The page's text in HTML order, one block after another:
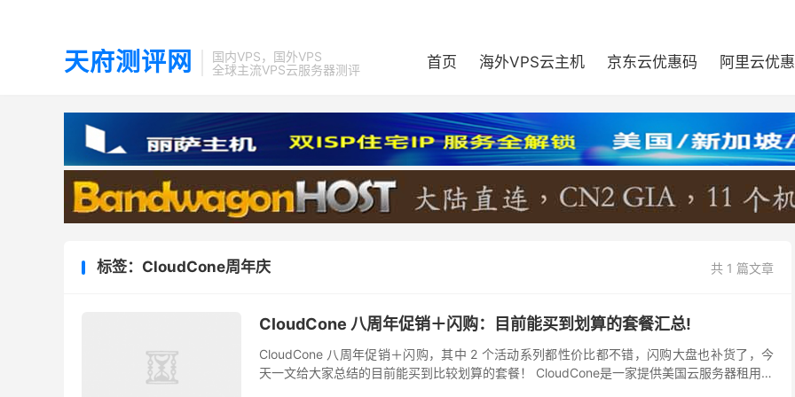
天府测评网
国内VPS，国外VPS
全球主流VPS云服务器测评
首页 海外VPS云主机 京东云优惠码 阿里云优
共 1 篇文章
标签：CloudCone周年庆
CloudCone 八周年促销＋闪购：目前能买到划算的套餐汇总!
CloudCone 八周年促销＋闪购，其中 2 个活动系列都性价比都不错，闪购大盘也补货了，今
天一文给大家总结的目前能买到比较划算的套餐！ CloudCone是一家提供美国云服务器租用主